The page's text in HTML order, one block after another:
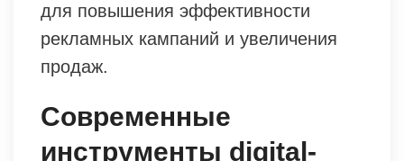
для повышения эффективности
рекламных кампаний и увеличения
продаж.
Современные
инструменты digital-